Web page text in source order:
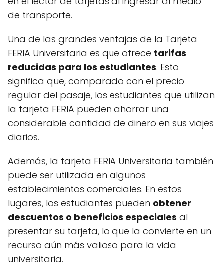
de transporte.
Una de las grandes ventajas de la Tarjeta
FERIA Universitaria es que ofrece tarifas
reducidas para los estudiantes. Esto
significa que, comparado con el precio
regular del pasaje, los estudiantes que utilizan
la tarjeta FERIA pueden ahorrar una
considerable cantidad de dinero en sus viajes
diarios.
Además, la tarjeta FERIA Universitaria también
puede ser utilizada en algunos
establecimientos comerciales. En estos
lugares, los estudiantes pueden obtener
descuentos o beneficios especiales al
presentar su tarjeta, lo que la convierte en un
recurso aún más valioso para la vida
universitaria.